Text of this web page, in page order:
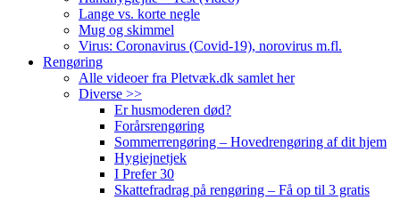
Lange vs. korte negle
Mug og skimmel
Virus: Coronavirus (Covid-19), norovirus m.fl.
Rengøring
Alle videoer fra Pletvæk.dk samlet her
Diverse >>
Er husmoderen død?
Forårsrengøring
Sommerrengøring – Hovedrengøring af dit hjem
Hygiejnetjek
I Prefer 30
Skattefradrag på rengøring – Få op til 3 gratis